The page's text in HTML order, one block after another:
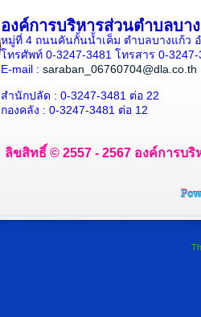
องค์การบริหารส่วนตำบลบา
หมู่ที่ 4 ถนนคันกั้นน้ำเค็ม ตำบลบางแก้ว
โทรศัพท์ 0-3247-3481 โทรสาร 0-3247-
E-mail : saraban_06760704@dla.co.th
สำนักปลัด : 0-3247-3481 ต่อ 22
กองคลัง : 0-3247-3481 ต่อ 12
ลิขสิทธิ์ © 2557 - 2567 องค์การบ